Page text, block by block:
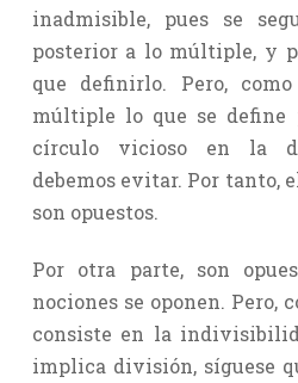
inadmisible, pues se
posterior a lo múltiple, y
que definirlo. Pero,
múltiple lo que se define
círculo vicioso en la
debemos evitar. Por tanto,
son opuestos.
Por otra parte, son
nociones se oponen. Pero,
consiste en la
implica división, síguese